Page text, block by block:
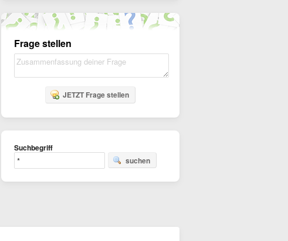
Frage stellen
JETZT Frage stellen
Suchbegriff
suchen